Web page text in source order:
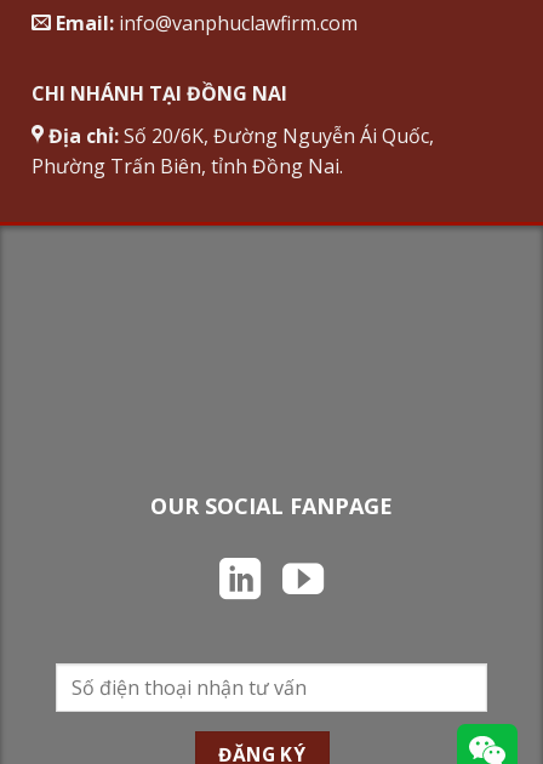
Email: info@vanphuclawfirm.com
CHI NHÁNH TẠI ĐỒNG NAI
Địa chỉ:Số 20/6K, Đường Nguyễn Ái Quốc,
Phường Trấn Biên, tỉnh Đồng Nai.
OUR SOCIAL FANPAGE